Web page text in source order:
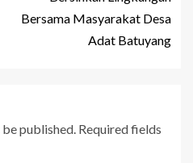
Bersama Masyarakat Desa
Adat Batuyang
published. Required fields